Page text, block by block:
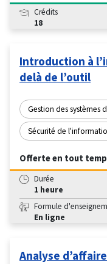
Crédits
18
Introduction à
delà de l’outil
Gestion des systèmes
Sécurité de
Offerte en tout
Durée
1 heure
Formule
En ligne
Analyse